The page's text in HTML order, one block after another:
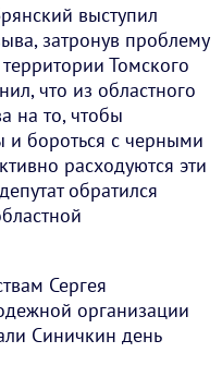
выступил
затронув проблему
Томского
что из областного
на то, чтобы
и бороться с черными
расходуются эти
обратился
Сергея
организации
Синичкин день